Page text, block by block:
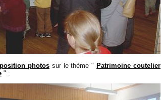
photossur le thème " Patrimoine coutelier
" :